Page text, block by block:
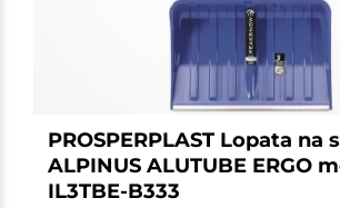
PROSPERPLAST Lopata na
ALPINUS ALUTUBE ERGO
IL3TBE-B333